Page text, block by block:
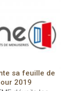
sa feuille de
2019